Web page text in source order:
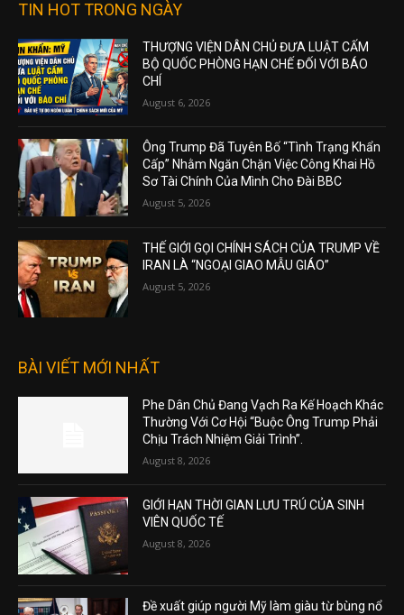
TIN HOT TRONG NGÀY
THƯỢNG VIỆN DÂN CHỦ ĐƯA LUẬT CẤM
BỘ QUỐC PHÒNG HẠN CHẾ ĐỐI VỚI BÁO
CHÍ
August 6, 2026
Ông Trump Đã Tuyên Bố “Tình Trạng Khẩn
Cấp” Nhằm Ngăn Chặn Việc Công Khai Hồ
Sơ Tài Chính Của Mình Cho Đài BBC
August 5, 2026
THẾ GIỚI GỌI CHÍNH SÁCH CỦA TRUMP VỀ
IRAN LÀ “NGOẠI GIAO MẪU GIÁO”
August 5, 2026
BÀI VIẾT MỚI NHẤT
Phe Dân Chủ Đang Vạch Ra Kế Hoạch Khác
Thường Với Cơ Hội “Buộc Ông Trump Phải
Chịu Trách Nhiệm Giải Trình”.
August 8, 2026
GIỚI HẠN THỜI GIAN LƯU TRÚ CỦA SINH
VIÊN QUỐC TẾ
August 8, 2026
Đề xuất giúp người Mỹ làm giàu từ bùng nổ